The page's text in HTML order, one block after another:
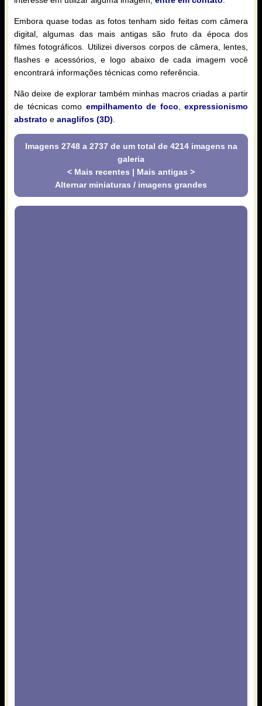
Embora quase todas as fotos tenham sido feitas com câmera
digital, algumas das mais antigas são fruto da época dos
filmes fotográficos. Utilizei diversos corpos de câmera, lentes,
flashes e acessórios, e logo abaixo de cada imagem você
encontrará informações técnicas como referência.
Não deixe de explorar também minhas macros criadas a partir
de técnicas como empilhamento de foco, expressionismo
abstrato e anaglifos (3D).
Imagens 2748 a 2737 de um total de 4214 imagens na
galeria
< Mais recentes | Mais antigas >
Alternar miniaturas / imagens grandes